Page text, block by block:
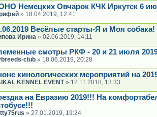
Немецких Овчарок КЧК Иркутск 6
» 18.04.2019, 12:41
Весёлые старты-Я и Моя собака!
Ирина » 02.06.2019, 14:11
смотры РКФ - 20 и 21 июля
club» 18.06.2019, 20:28
кинологических мероприятий на
KENNEL EVENT» 12.11.2018, 13:33
на Евразию 2019!!! На
» 27.01.2019, 19:24